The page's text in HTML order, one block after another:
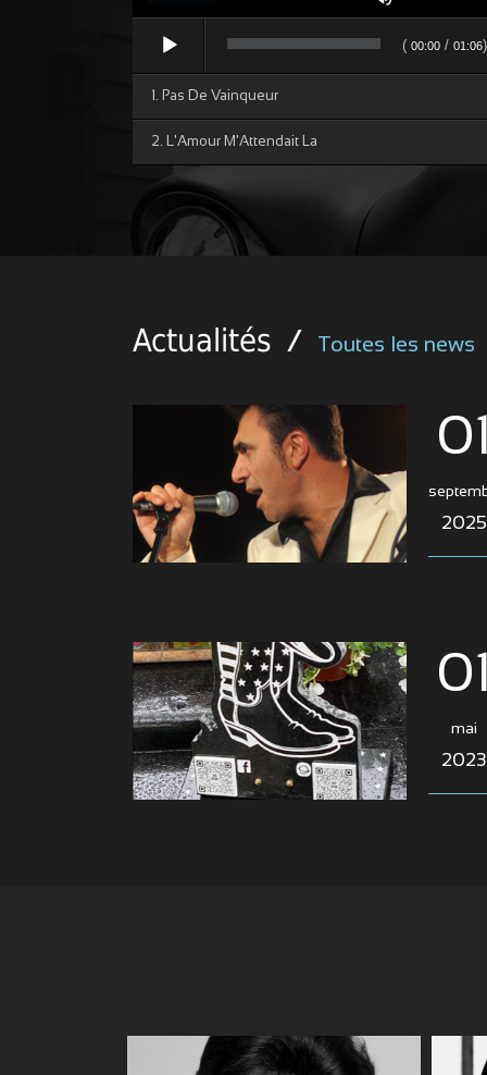
audio
( 00:00/ 01:06)
les
flèches
1. Pas De Vainqueur
2. L'Amour M'Attendait La
Actualités / Toutes les news
2025
mai
2023